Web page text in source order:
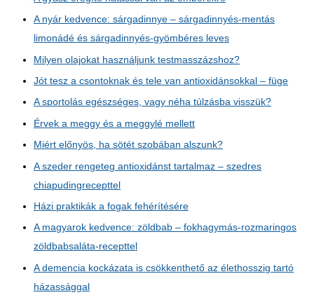
A nyár kedvence: sárgadinnye – sárgadinnyés-mentás
limonádé és sárgadinnyés-gyömbéres leves
Milyen olajokat használjunk testmasszázshoz?
Jót tesz a csontoknak és tele van antioxidánsokkal – füge
A sportolás egészséges, vagy néha túlzásba visszük?
Érvek a meggy és a meggylé mellett
Miért előnyös, ha sötét szobában alszunk?
A szeder rengeteg antioxidánst tartalmaz – szedres
chiapudingrecepttel
Házi praktikák a fogak fehérítésére
A magyarok kedvence: zöldbab – fokhagymás-rozmaringos
zöldbabsaláta-recepttel
A demencia kockázata is csökkenthető az élethosszig tartó
házassággal